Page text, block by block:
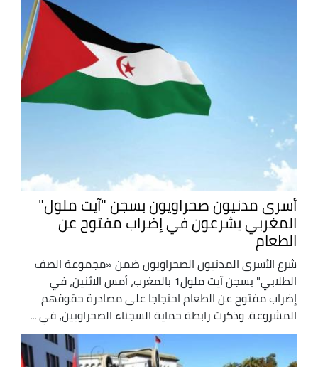
أسرى مدنيون صحراويون بسجن "آيت ملول"
المغربي يشرعون في إضراب مفتوح عن
الطعام
شرع الأسرى المدنيون الصحراويون ضمن «مجموعة الصف
الطلابي" بسجن آيت ملول1 بالمغرب، أمس الاثنين، في
إضراب مفتوح عن الطعام احتجاجا على مصادرة حقوقهم
المشروعة. وذكرت رابطة حماية السجناء الصحراويين، في ...